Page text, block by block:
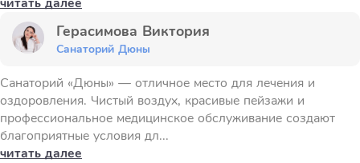
Герасимова Виктория
Санаторий Дюны
Санаторий «Дюны» — отличное место для лечения и
оздоровления. Чистый воздух, красивые пейзажи и
профессиональное медицинское обслуживание создают
благоприятные условия дл...
читать далее